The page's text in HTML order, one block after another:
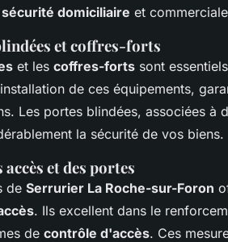
sécurité domiciliaire et
et coffres-forts
et les coffres-forts sont
de ces équipements,
Les portes blindées, associées à
la sécurité de vos biens.
et des portes
de Serrurier La Roche-sur-Foron
. Ils excellent dans le
de contrôle d'accès. Ces